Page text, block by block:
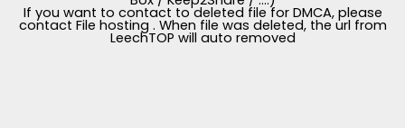
If you want to contact to deleted file for DMCA, please
contact File hosting . When file was deleted, the url from
LeechTOP will auto removed